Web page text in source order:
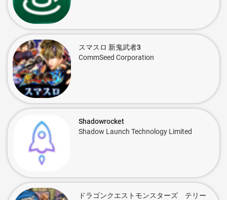
スマスロ 新鬼武者3
CommSeed Corporation
Shadowrocket
Shadow Launch Technology Limited
ドラゴンクエストモンスターズ テリー